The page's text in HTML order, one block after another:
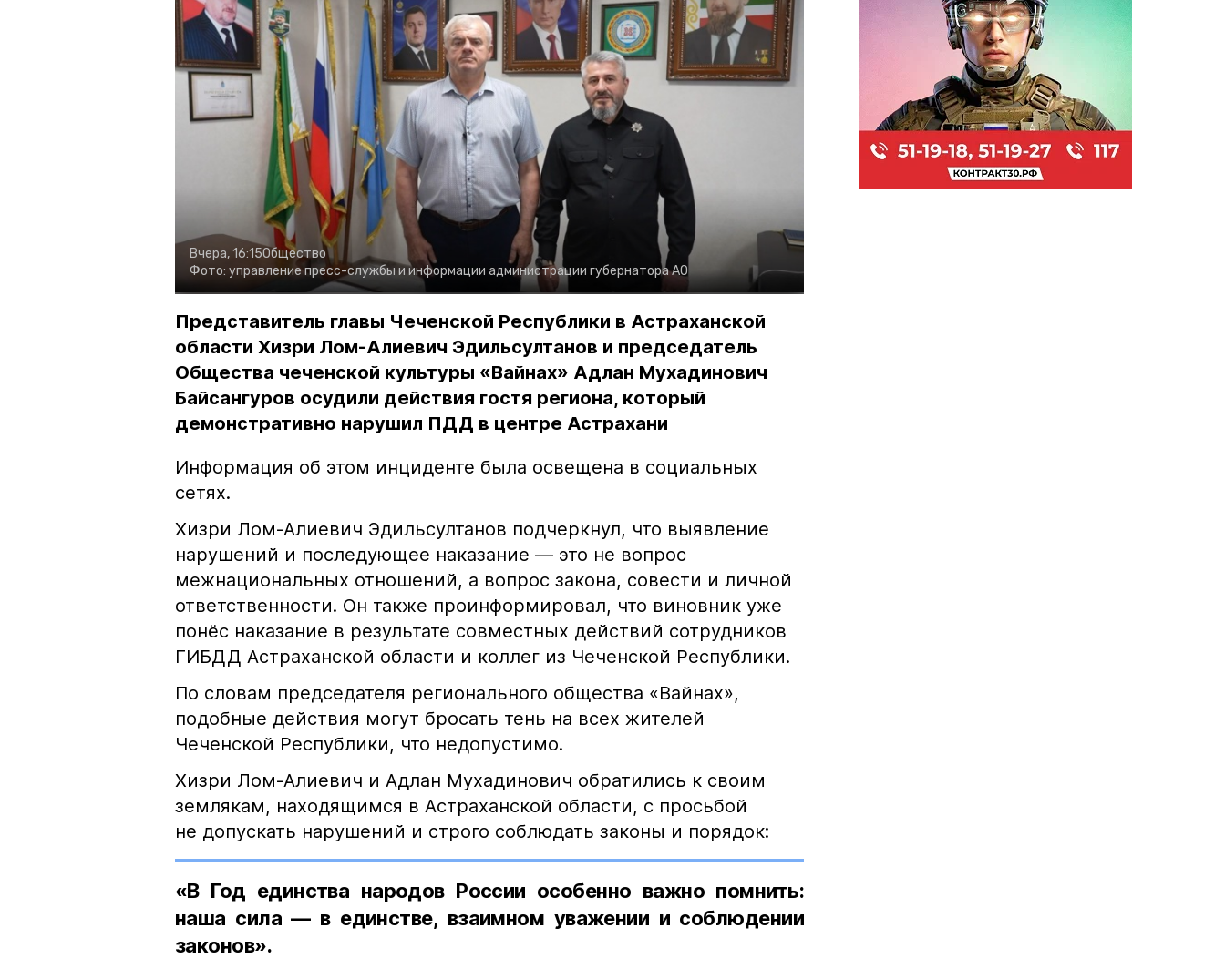
Вчера, 16:15Общество
Фото: управление пресс-службы и информации администрации губернатора АО
Представитель главы Чеченской Республики в Астраханской
области Хизри Лом-Алиевич Эдильсултанов и председатель
Общества чеченской культуры «Вайнах» Адлан Мухадинович
Байсангуров осудили действия гостя региона, который
демонстративно нарушил ПДД в центре Астрахани
Информация об этом инциденте была освещена в социальных
сетях.
Хизри Лом-Алиевич Эдильсултанов подчеркнул, что выявление
нарушений и последующее наказание — это не вопрос
межнациональных отношений, а вопрос закона, совести и личной
ответственности. Он также проинформировал, что виновник уже
понёс наказание в результате совместных действий сотрудников
ГИБДД Астраханской области и коллег из Чеченской Республики.
По словам председателя регионального общества «Вайнах»,
подобные действия могут бросать тень на всех жителей
Чеченской Республики, что недопустимо.
Хизри Лом-Алиевич и Адлан Мухадинович обратились к своим
землякам, находящимся в Астраханской области, с просьбой
не допускать нарушений и строго соблюдать законы и порядок:
«В Год единства народов России особенно важно помнить:
наша сила — в единстве, взаимном уважении и соблюдении
законов».